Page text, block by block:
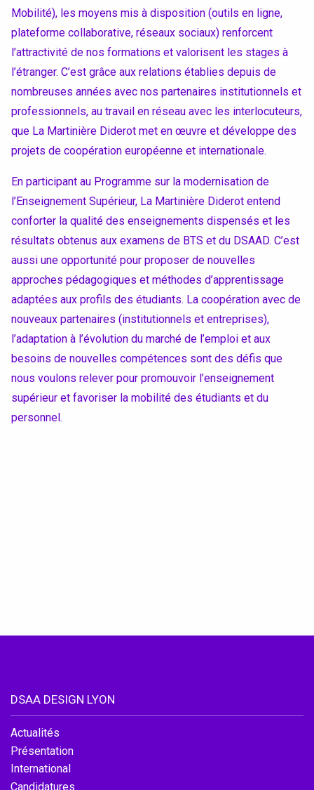
Mobilité), les moyens mis à disposition (outils en ligne,
plateforme collaborative, réseaux sociaux) renforcent
l’attractivité de nos formations et valorisent les stages à
l’étranger. C’est grâce aux relations établies depuis de
nombreuses années avec nos partenaires institutionnels et
professionnels, au travail en réseau avec les interlocuteurs,
que La Martinière Diderot met en œuvre et développe des
projets de coopération européenne et internationale.
En participant au Programme sur la modernisation de
l’Enseignement Supérieur, La Martinière Diderot entend
conforter la qualité des enseignements dispensés et les
résultats obtenus aux examens de BTS et du DSAAD. C’est
aussi une opportunité pour proposer de nouvelles
approches pédagogiques et méthodes d’apprentissage
adaptées aux profils des étudiants. La coopération avec de
nouveaux partenaires (institutionnels et entreprises),
l’adaptation à l’évolution du marché de l’emploi et aux
besoins de nouvelles compétences sont des défis que
nous voulons relever pour promouvoir l’enseignement
supérieur et favoriser la mobilité des étudiants et du
personnel.
DSAA DESIGN LYON
Actualités
Présentation
International
Candidatures